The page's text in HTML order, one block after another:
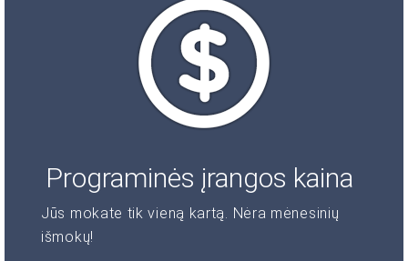
Programinės įrangos kaina
Jūs mokate tik vieną kartą. Nėra mėnesinių
išmokų!